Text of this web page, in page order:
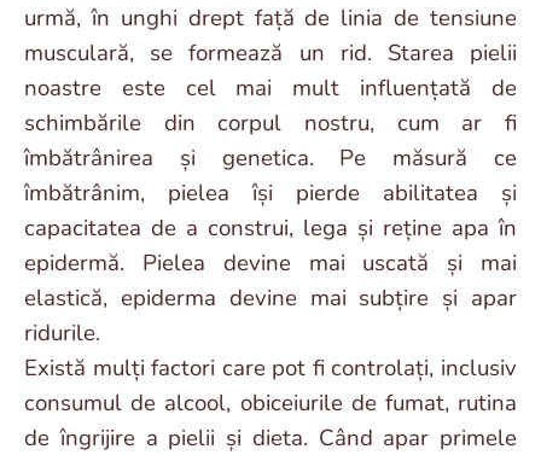
urmă, în unghi drept față de linia de tensiune
musculară, se formează un rid. Starea pielii
noastre este cel mai mult influențată de
schimbările din corpul nostru, cum ar fi
îmbătrânirea și genetica. Pe măsură ce
îmbătrânim, pielea își pierde abilitatea și
capacitatea de a construi, lega și reține apa în
epidermă. Pielea devine mai uscată și mai
elastică, epiderma devine mai subțire și apar
ridurile.
Există mulți factori care pot fi controlați, inclusiv
consumul de alcool, obiceiurile de fumat, rutina
de îngrijire a pielii și dieta. Când apar primele